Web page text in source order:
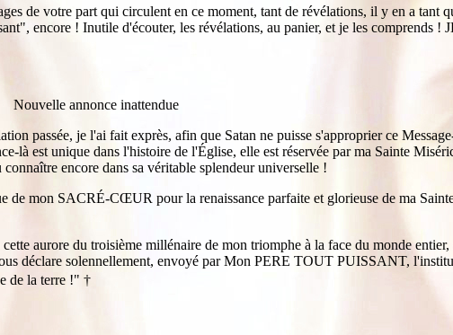
de votre part qui circulent en ce moment, tant de révélations, il y en a tant
encore ! Inutile d'écouter, les révélations, au panier, et je les comprends !
Nouvelle annonce inattendue
passée, je l'ai fait exprès, afin que Satan ne puisse s'approprier ce
là est unique dans l'histoire de l'Église, elle est réservée par ma Sainte
encore dans sa véritable splendeur universelle !
de mon SACRÉ-CŒUR pour la renaissance parfaite et glorieuse de ma
aurore du troisième millénaire de mon triomphe à la face du monde entier,
déclare solennellement, envoyé par Mon PERE TOUT PUISSANT,
de la terre !" †